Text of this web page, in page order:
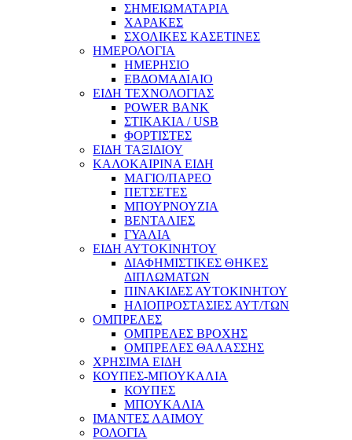
ΣΗΜΕΙΩΜΑΤΑΡΙΑ
ΧΑΡΑΚΕΣ
ΣΧΟΛΙΚΕΣ ΚΑΣΕΤΙΝΕΣ
ΗΜΕΡΟΛΟΓΙΑ
ΗΜΕΡΗΣΙΟ
ΕΒΔΟΜΑΔΙΑΙΟ
ΕΙΔΗ ΤΕΧΝΟΛΟΓΙΑΣ
POWER BANK
ΣΤΙΚΑΚΙΑ / USB
ΦΟΡΤΙΣΤΕΣ
ΕΙΔΗ ΤΑΞΙΔΙΟΥ
ΚΑΛΟΚΑΙΡΙΝΑ ΕΙΔΗ
ΜΑΓΙΟ/ΠΑΡΕΟ
ΠΕΤΣΕΤΕΣ
ΜΠΟΥΡΝΟΥΖΙΑ
ΒΕΝΤΑΛΙΕΣ
ΓΥΑΛΙΑ
ΕΙΔΗ ΑΥΤΟΚΙΝΗΤΟΥ
ΔΙΑΦΗΜΙΣΤΙΚΕΣ ΘΗΚΕΣ
ΔΙΠΛΩΜΑΤΩΝ
ΠΙΝΑΚΙΔΕΣ ΑΥΤΟΚΙΝΗΤΟΥ
ΗΛΙΟΠΡΟΣΤΑΣΙΕΣ ΑΥΤ/ΤΩΝ
ΟΜΠΡΕΛΕΣ
ΟΜΠΡΕΛΕΣ ΒΡΟΧΗΣ
ΟΜΠΡΕΛΕΣ ΘΑΛΑΣΣΗΣ
ΧΡΗΣΙΜΑ ΕΙΔΗ
ΚΟΥΠΕΣ-ΜΠΟΥΚΑΛΙΑ
ΚΟΥΠΕΣ
ΜΠΟΥΚΑΛΙΑ
ΙΜΑΝΤΕΣ ΛΑΙΜΟΥ
ΡΟΛΟΓΙΑ